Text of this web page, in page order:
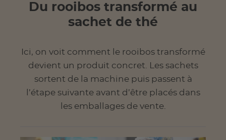
Du rooibos transformé au
sachet de thé
Ici, on voit comment le rooibos transformé
devient un produit concret. Les sachets
sortent de la machine puis passent à
l’étape suivante avant d’être placés dans
les emballages de vente.